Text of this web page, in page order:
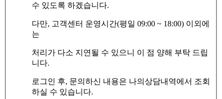
수 있도록 하겠습니다.
다만, 고객센터 운영시간(평일 09:00 ~ 18:00) 이외에
는
처리가 다소 지연될 수 있으니 이 점 양해 부탁 드립
니다.
로그인 후, 문의하신 내용은 나의상담내역에서 조회
하실 수 있습니다.